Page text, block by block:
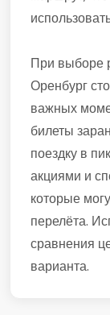
При выборе
Оренбург
важных
билеты
поездку в
акциями и
которые
перелёта.
сравнения
варианта.